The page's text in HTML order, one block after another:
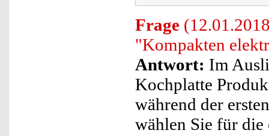
Frage
"Kompakten
Antwort: Im
Kochplatte
während der
wählen Sie für die